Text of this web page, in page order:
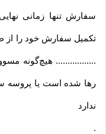
سفارش تنها زمانی
تکمیل سفارش خود را از
................. هیچ‌گونه
رها شده است یا پروسه
ندارد
.